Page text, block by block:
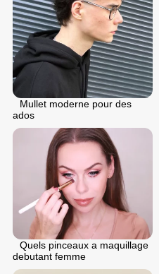
Mullet moderne pour des
ados
Quels pinceaux a maquillage
debutant femme